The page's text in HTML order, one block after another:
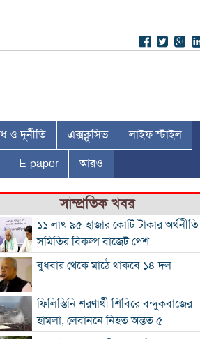
ও দূর্নীতি এক্সক্লুসিভ লাইফ স্টাইল
E-paper আরও
সাম্প্রতিক খবর
১১ লাখ ৯৫ হাজার কোটি টাকার অর্থনীতি
সমিতির বিকল্প বাজেট পেশ
বুধবার থেকে মাঠে থাকবে ১৪ দল
ফিলিস্তিনি শরণার্থী শিবিরে বন্দুকবাজের
হামলা, লেবাননে নিহত অন্তত ৫